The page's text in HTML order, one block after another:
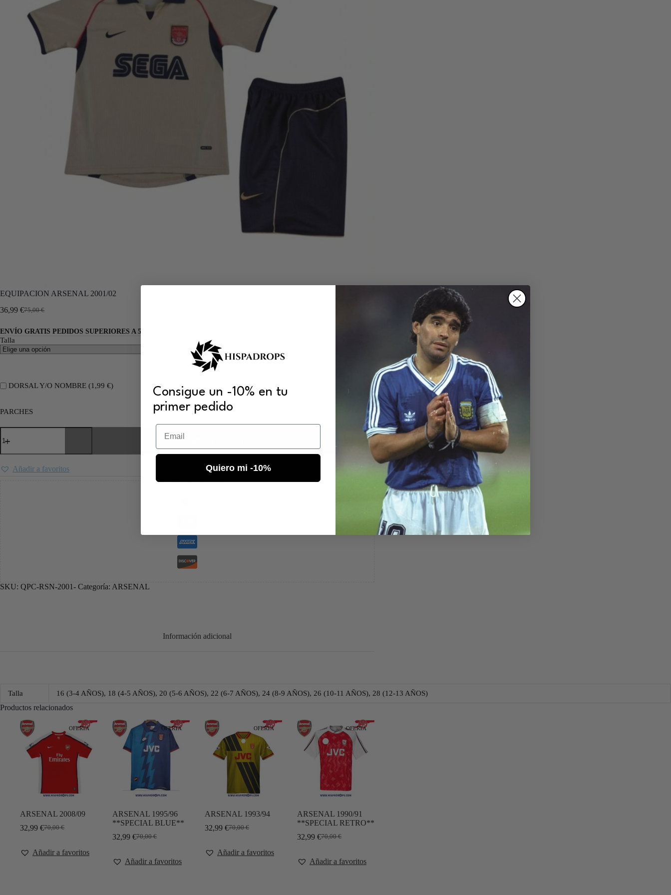
EQUIPACION ARSENAL 2001/02
75,00€
36,99 €
ENVÍO GRATIS PEDIDOS SUPERIORES A 55€
Talla
DORSAL Y/O NOMBRE (1,99 €)
PARCHES SIN PARCHES
Añadir a favoritos
Pago seguro garantizado
SKU: QPC-RSN-2001- Categoría: ARSENAL
Información adicional
Talla 16 (3-4 AÑOS), 18 (4-5 AÑOS), 20 (5-6 AÑOS), 22 (6-7 AÑOS), 24 (8-9 AÑOS), 26 (10-11 AÑOS), 28 (12-13 AÑOS)
Productos relacionados
OFERTA
ARSENAL 2008/09
70,00€
32,99 €
Añadir a favoritos
OFERTA
ARSENAL 1995/96
**SPECIAL BLUE**
70,00€
32,99 €
Añadir a favoritos
OFERTA
ARSENAL 1993/94
70,00€
32,99 €
Añadir a favoritos
OFERTA
ARSENAL 1990/91
**SPECIAL RETRO**
70,00€
32,99 €
Añadir a favoritos
Consigue un -10% en tu
primer pedido
Email
Quiero mi -10%